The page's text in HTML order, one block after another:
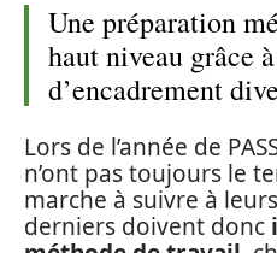
Une préparation
haut niveau grâce
d’encadrement
Lors de l’année de
n’ont pas toujours le
marche à suivre à
derniers doivent donc